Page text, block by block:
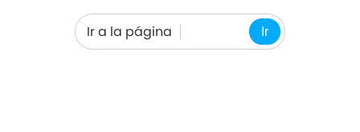
Ir a la página Ir